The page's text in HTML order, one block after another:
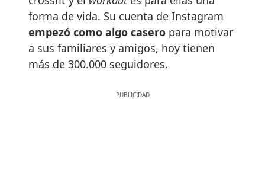
forma de vida. Su cuenta de Instagram
empezó como algo casero para motivar
a sus familiares y amigos, hoy tienen
más de 300.000 seguidores.